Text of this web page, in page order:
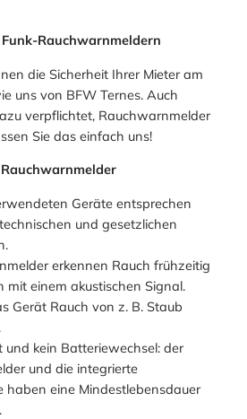
Rauchwarnmeldern
die Sicherheit Ihrer Mieter am
uns von BFW Ternes. Auch
verpflichtet, Rauchwarnmelder
Sie das einfach uns!
Geräte entsprechen
und gesetzlichen
erkennen Rauch frühzeitig
mit einem akustischen Signal.
Gerät Rauch von z. B. Staub
und kein Batteriewechsel: der
und die integrierte
haben eine Mindestlebensdauer